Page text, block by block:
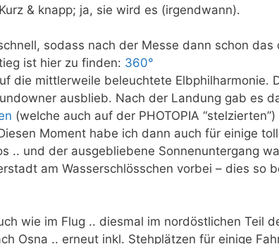
& knapp; ja, sie wird es (irgendwann).
sodass nach der Messe dann schon
ist hier zu finden: 360°
die mittlerweile beleuchtete Elbphilharmonie.
ausblieb. Nach der Landung gab es
(welche auch auf der PHOTOPIA
Moment habe ich dann auch für einige
.. und der ausgebliebene Sonnenuntergang
am Wasserschlösschen vorbei – dies so
wie im Flug .. diesmal im nordöstlichen Teil
Osna .. erneut inkl. Stehplätzen für einige